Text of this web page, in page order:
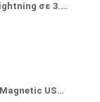
Tech-Protect Ultraboost Braided Lightning σε 3.5mm 1m (Μαύρο)
Tech-Protect Ultraboost Macbook Magnetic USB 2.0 Cable USB-C male - Magsafe 3 140W PD 2m (Λευκό)